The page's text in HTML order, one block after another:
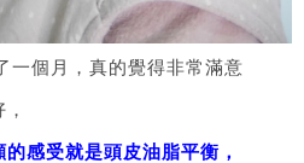
一個月，真的覺得非常滿意
感受就是頭皮油脂平衡，